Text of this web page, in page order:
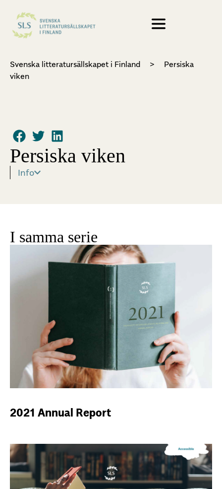
Svenska litteratursällskapet i Finland >
Persiska
viken
Persiska viken
Info
I samma serie
2021 Annual Report